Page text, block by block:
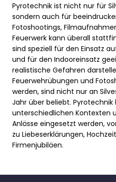
Pyrotechnik ist nicht nur für
sondern auch für
Fotoshootings,
Feuerwerk kann überall
sind speziell für den Einsatz
und für den Indooreinsatz
realistische Gefahren
Feuerwehrübungen und
werden, sind nicht nur an
Jahr über beliebt. Pyrotechnik
unterschiedlichen Kontexten
Anlässe eingesetzt werden,
zu Liebeserklärungen,
Firmenjubiläen.